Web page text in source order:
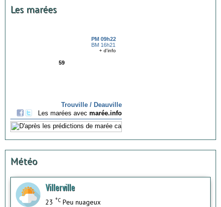
Les marées
Météo
Villerville
23 °C Peu nuageux